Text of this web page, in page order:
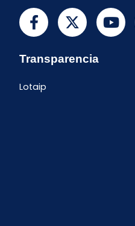
Transparencia
Lotaip